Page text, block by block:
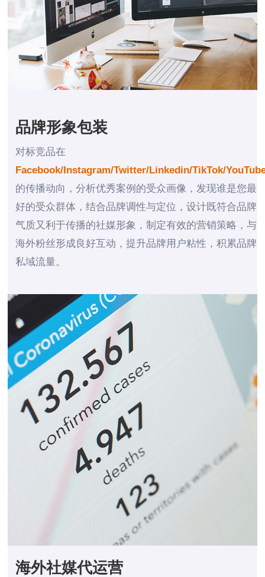
品牌形象包装
对标竞品在
Facebook/Instagram/Twitter/Linkedin/TikTok/
的传播动向，分析优秀案例的受众画像，发现谁是您最
好的受众群体，结合品牌调性与定位，设计既符合品牌
气质又利于传播的社媒形象，制定有效的营销策略，与
海外粉丝形成良好互动，提升品牌用户粘性，积累品牌
私域流量。
海外社媒代运营